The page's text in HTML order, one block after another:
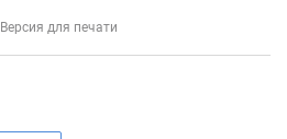
Версия для печати